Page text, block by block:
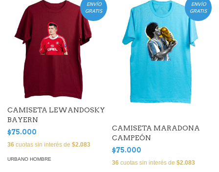
ENVÍO
GRATIS
CAMISETA LEWANDOSKY
BAYERN
$75.000
36 cuotas sin interés de $2.083
URBANO HOMBRE
ENVÍO
GRATIS
CAMISETA MARADONA
CAMPEÓN
$75.000
36 cuotas sin interés de $2.083